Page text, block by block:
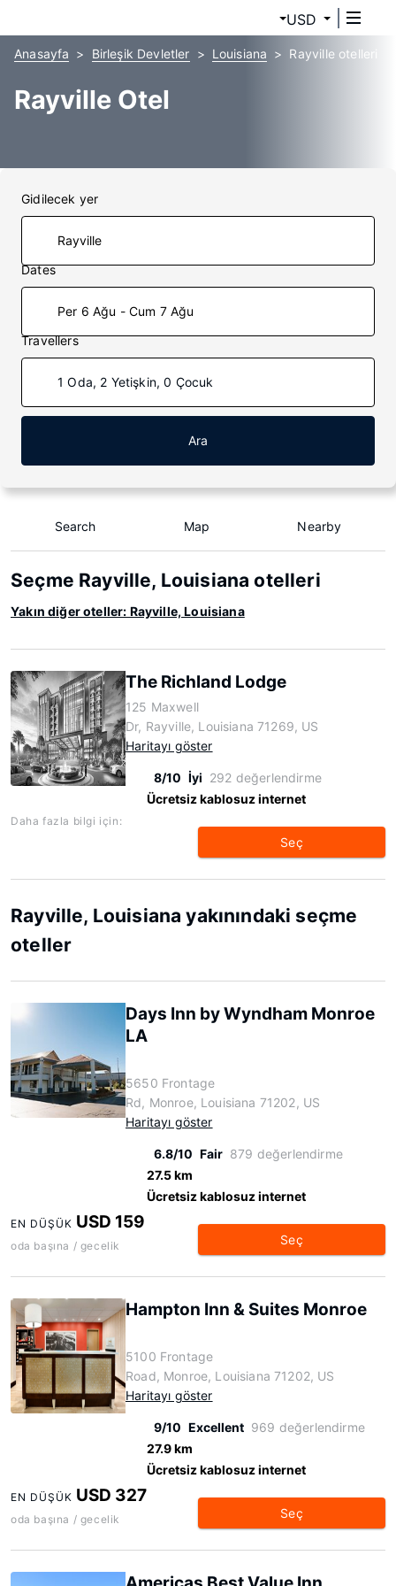
USD
Anasayfa Birleşik Devletler Louisiana Rayville otelleri
Rayville Otel
Gidilecek yer
Dates
Per 6 Ağu - Cum 7 Ağu
Travellers
1 Oda, 2 Yetişkin, 0 Çocuk
Ara
Search Map Nearby
Seçme Rayville, Louisiana otelleri
Yakın diğer oteller: Rayville, Louisiana
The Richland Lodge
125 Maxwell
Dr, Rayville, Louisiana 71269, US
Haritayı göster
8/10 İyi 292 değerlendirme
Ücretsiz kablosuz internet
Daha fazla bilgi için:
Seç
Rayville, Louisiana yakınındaki seçme
oteller
Days Inn by Wyndham Monroe
LA
5650 Frontage
Rd, Monroe, Louisiana 71202, US
Haritayı göster
6.8/10 Fair 879 değerlendirme
27.5 km
Ücretsiz kablosuz internet
EN DÜŞÜK USD 159
oda başına / gecelik Seç
Hampton Inn & Suites Monroe
5100 Frontage
Road, Monroe, Louisiana 71202, US
Haritayı göster
9/10 Excellent 969 değerlendirme
27.9 km
Ücretsiz kablosuz internet
EN DÜŞÜK USD 327
oda başına / gecelik Seç